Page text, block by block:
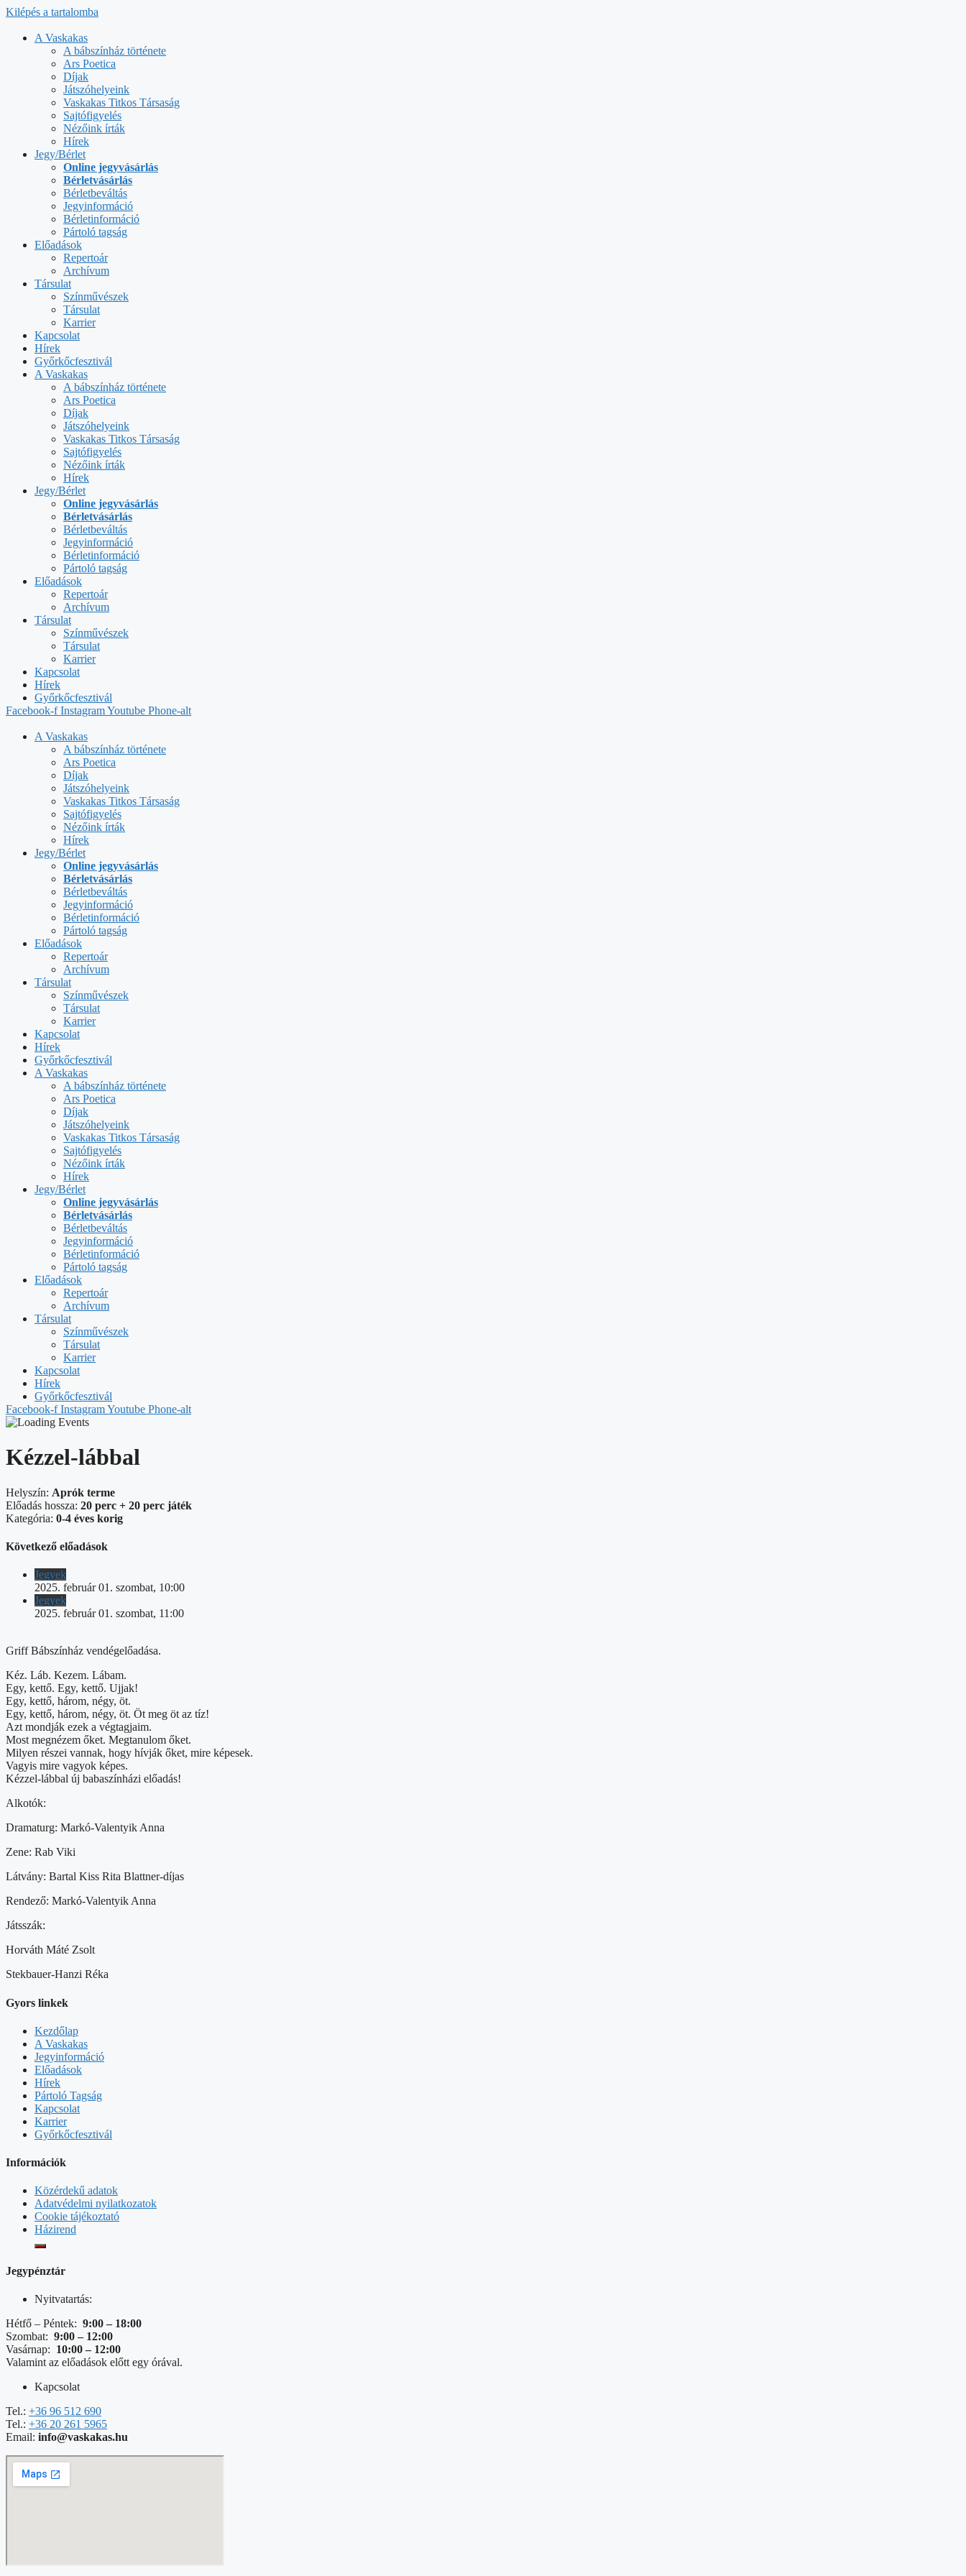
Kilépés a tartalomba
A Vaskakas
A bábszínház története
Ars Poetica
Díjak
Játszóhelyeink
Vaskakas Titkos Társaság
Sajtófigyelés
Nézőink írták
Hírek
Jegy/Bérlet
Online jegyvásárlás
Bérletvásárlás
Bérletbeváltás
Jegyinformáció
Bérletinformáció
Pártoló tagság
Előadások
Repertoár
Archívum
Társulat
Színművészek
Társulat
Karrier
Kapcsolat
Hírek
Győrkőcfesztivál
A Vaskakas
A bábszínház története
Ars Poetica
Díjak
Játszóhelyeink
Vaskakas Titkos Társaság
Sajtófigyelés
Nézőink írták
Hírek
Jegy/Bérlet
Online jegyvásárlás
Bérletvásárlás
Bérletbeváltás
Jegyinformáció
Bérletinformáció
Pártoló tagság
Előadások
Repertoár
Archívum
Társulat
Színművészek
Társulat
Karrier
Kapcsolat
Hírek
Győrkőcfesztivál
Facebook-f InstagramYoutube Phone-alt
A Vaskakas
A bábszínház története
Ars Poetica
Díjak
Játszóhelyeink
Vaskakas Titkos Társaság
Sajtófigyelés
Nézőink írták
Hírek
Jegy/Bérlet
Online jegyvásárlás
Bérletvásárlás
Bérletbeváltás
Jegyinformáció
Bérletinformáció
Pártoló tagság
Előadások
Repertoár
Archívum
Társulat
Színművészek
Társulat
Karrier
Kapcsolat
Hírek
Győrkőcfesztivál
A Vaskakas
A bábszínház története
Ars Poetica
Díjak
Játszóhelyeink
Vaskakas Titkos Társaság
Sajtófigyelés
Nézőink írták
Hírek
Jegy/Bérlet
Online jegyvásárlás
Bérletvásárlás
Bérletbeváltás
Jegyinformáció
Bérletinformáció
Pártoló tagság
Előadások
Repertoár
Archívum
Társulat
Színművészek
Társulat
Karrier
Kapcsolat
Hírek
Győrkőcfesztivál
Facebook-f InstagramYoutube Phone-alt
Kézzel-lábbal
Helyszín: Aprók terme
Előadás hossza: 20 perc + 20 perc játék
Kategória: 0-4 éves korig
Következő előadások
Jegyek
2025. február 01. szombat, 10:00
Jegyek
2025. február 01. szombat, 11:00
Griff Bábszínház vendégelőadása.
Kéz. Láb. Kezem. Lábam.
Egy, kettő. Egy, kettő. Ujjak!
Egy, kettő, három, négy, öt.
Egy, kettő, három, négy, öt. Öt meg öt az tíz!
Azt mondják ezek a végtagjaim.
Most megnézem őket. Megtanulom őket.
Milyen részei vannak, hogy hívják őket, mire képesek.
Vagyis mire vagyok képes.
Kézzel-lábbal új babaszínházi előadás!
Alkotók:
Dramaturg: Markó-Valentyik Anna
Zene: Rab Viki
Látvány: Bartal Kiss Rita Blattner-díjas
Rendező: Markó-Valentyik Anna
Játsszák:
Horváth Máté Zsolt
Stekbauer-Hanzi Réka
Gyors linkek
Kezdőlap
A Vaskakas
Jegyinformáció
Előadások
Hírek
Pártoló Tagság
Kapcsolat
Karrier
Győrkőcfesztivál
Információk
Közérdekű adatok
Adatvédelmi nyilatkozatok
Cookie tájékoztató
Házirend
Jegypénztár
Nyitvatartás:
Hétfő – Péntek: 9:00 – 18:00
Szombat: 9:00 – 12:00
Vasárnap: 10:00 – 12:00
Valamint az előadások előtt egy órával.
Kapcsolat
Tel.: +36 96 512 690
Tel.: +36 20 261 5965
Email: info@vaskakas.hu